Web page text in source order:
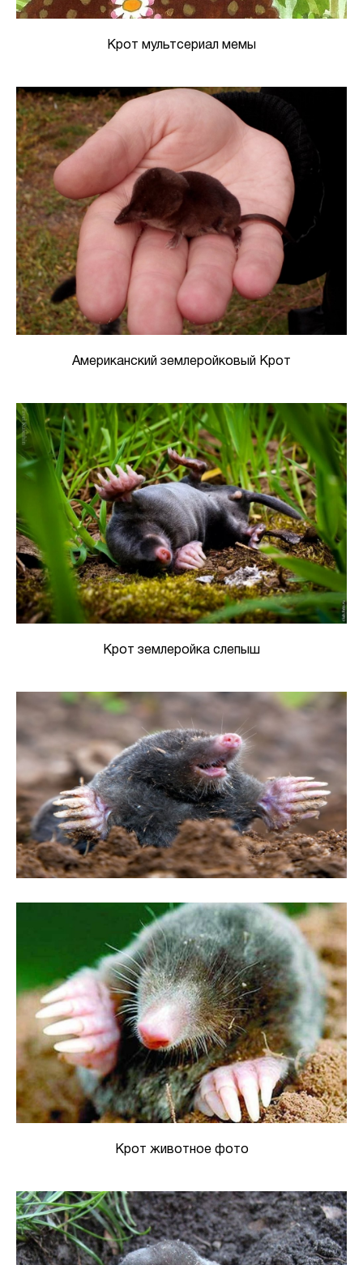
Крот мультсериал мемы
Американский землеройковый Крот
Крот землеройка слепыш
Крот животное фото